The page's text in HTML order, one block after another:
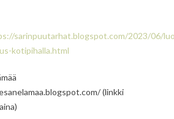
sarinpuutarhat.blogspot.com/2023/06/
kotipihalla.html
(linkki